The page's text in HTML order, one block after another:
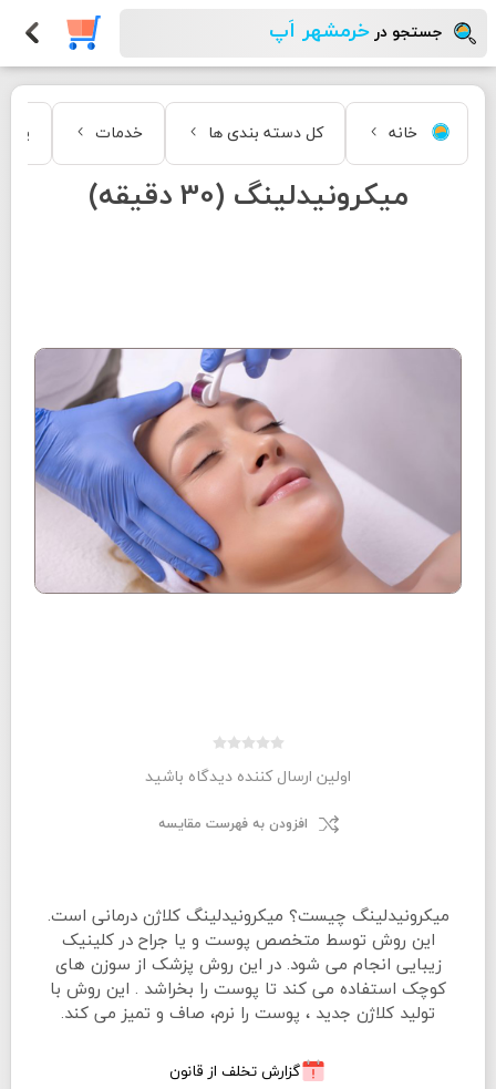
جستجو در خرمشهر اَپ
خانه کل دسته بندی ها خدمات
میکرونیدلینگ (30 دقیقه)
اولین ارسال کننده دیدگاه باشید
افزودن به فهرست مقایسه
میکرونیدلینگ چیست؟ میکرونیدلینگ کلاژن درمانی است.
این روش توسط متخصص پوست و یا جراح در کلینیک
زیبایی انجام می شود. در این روش پزشک از سوزن های
کوچک استفاده می کند تا پوست را بخراشد . این روش با
تولید کلاژن جدید ، پوست را نرم، صاف و تمیز می کند.
گزارش تخلف از قانون